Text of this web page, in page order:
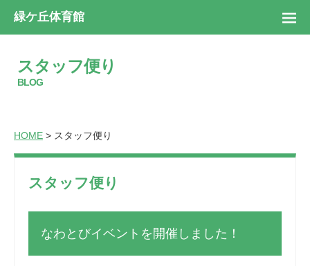
緑ケ丘体育館
スタッフ便り
BLOG
HOME > スタッフ便り
スタッフ便り
なわとびイベントを開催しました！